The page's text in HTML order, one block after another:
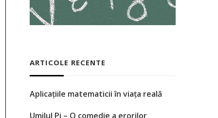
ARTICOLE RECENTE
Aplicațiile matematicii în viața reală
Umilul Pi – O comedie a erorilor